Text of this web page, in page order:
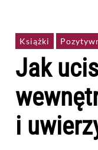
Książki
Jak
i